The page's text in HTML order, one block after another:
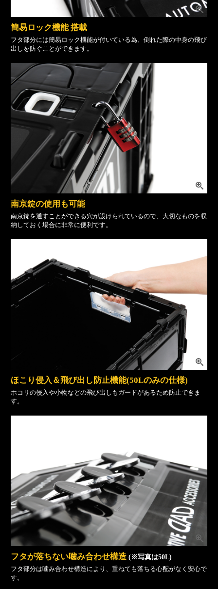
簡易ロック機能 搭載
フタ部分には簡易ロック機能が付いている為、倒れた際の中身の飛び
出しを防ぐことができます。
南京錠の使用も可能
南京錠を通すことができる穴が設けられているので、大切なものを収
納しておく場合に非常に便利です。
ほこり侵入＆飛び出し防止機能(50Lのみの仕様)
ホコリの侵入や小物などの飛び出しもガードがあるため防止できま
す。
フタが落ちない噛み合わせ構造(※写真は50L)
フタ部分は噛み合わせ構造により、重ねても落ちる心配がなく安心で
す。